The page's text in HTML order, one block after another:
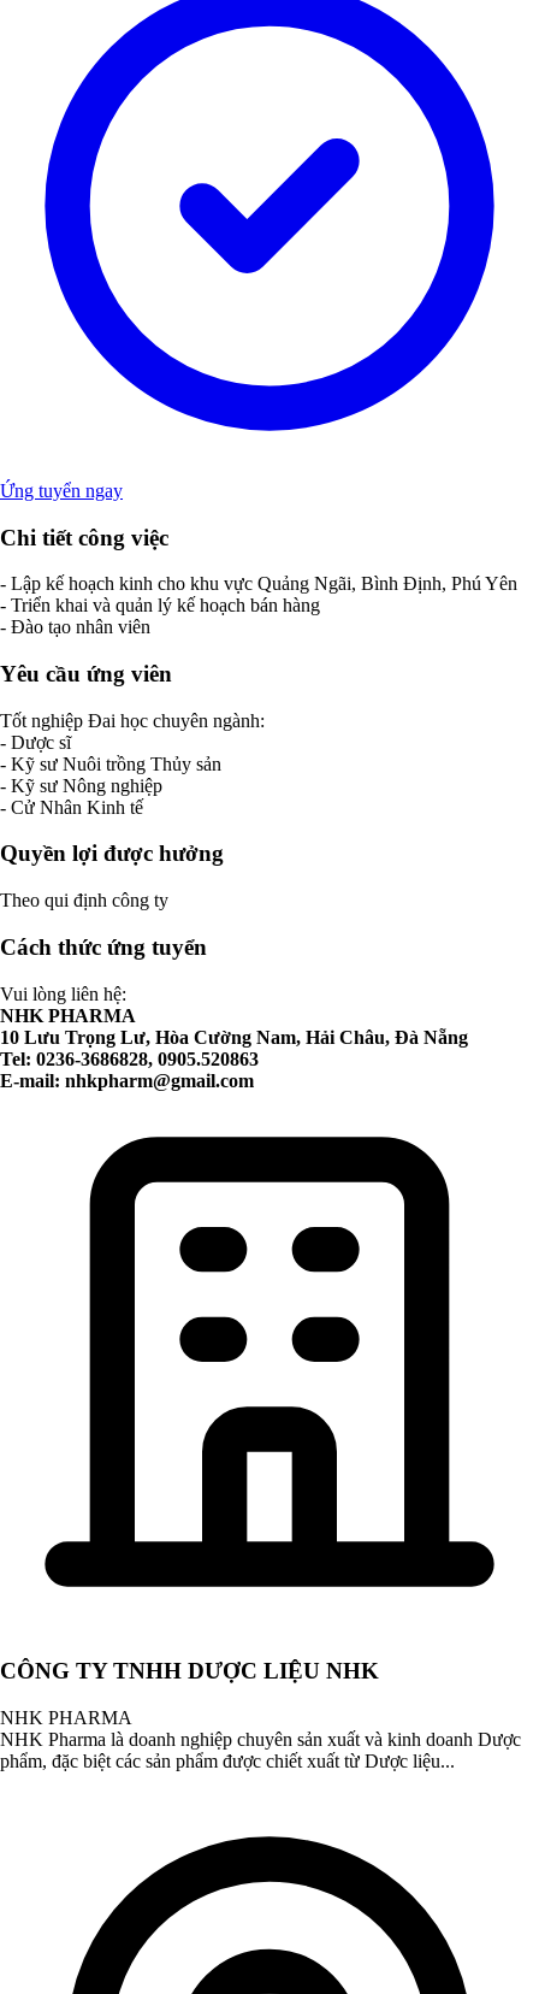
Ứng tuyển ngay
Chi tiết công việc
- Lập kế hoạch kinh cho khu vực Quảng Ngãi, Bình Định, Phú Yên
- Triển khai và quản lý kế hoạch bán hàng
- Đào tạo nhân viên
Yêu cầu ứng viên
Tốt nghiệp Đai học chuyên ngành:
- Dược sĩ
- Kỹ sư Nuôi trồng Thủy sản
- Kỹ sư Nông nghiệp
- Cử Nhân Kinh tế
Quyền lợi được hưởng
Theo qui định công ty
Cách thức ứng tuyển
Vui lòng liên hệ:
NHK PHARMA
10 Lưu Trọng Lư, Hòa Cường Nam, Hải Châu, Đà Nẵng
Tel: 0236-3686828, 0905.520863
E-mail: nhkpharm@gmail.com
CÔNG TY TNHH DƯỢC LIỆU NHK
NHK PHARMA
NHK Pharma là doanh nghiệp chuyên sản xuất và kinh doanh Dược
phẩm, đặc biệt các sản phẩm được chiết xuất từ Dược liệu...